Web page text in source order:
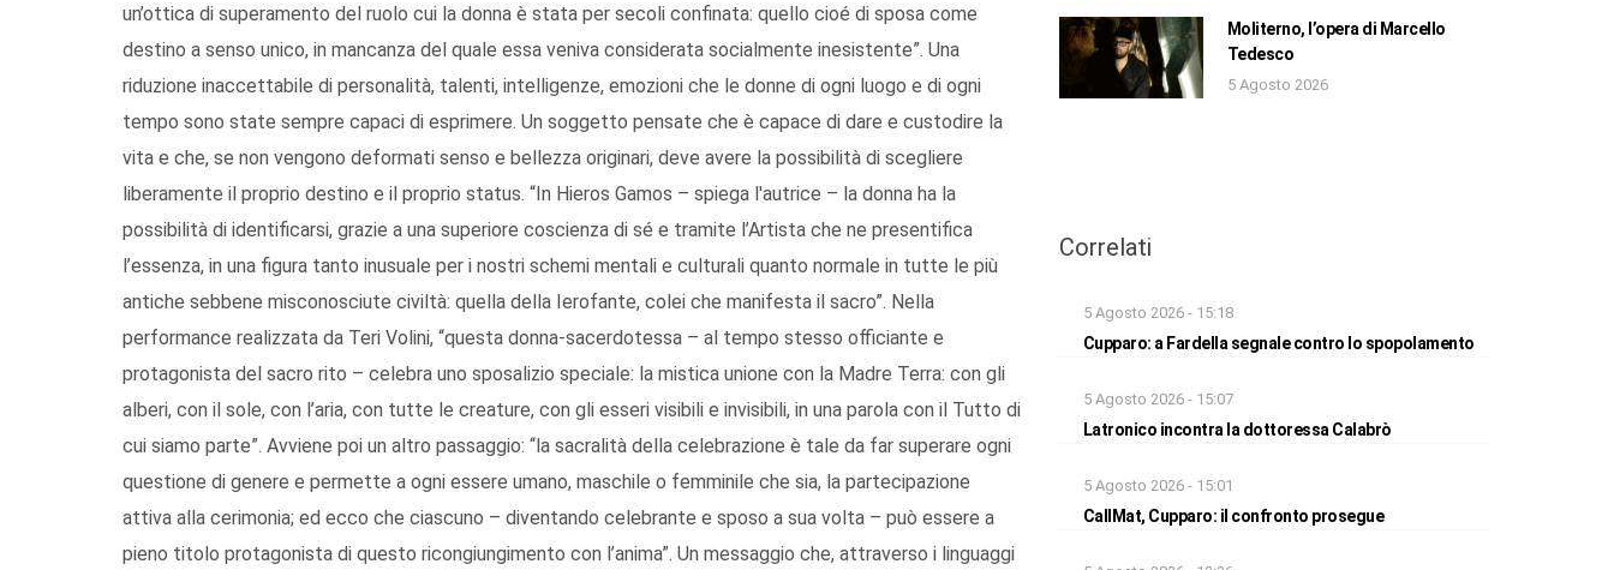
un’ottica di superamento del ruolo cui la donna è stata per secoli confinata: quello cioé di sposa come
destino a senso unico, in mancanza del quale essa veniva considerata socialmente inesistente”. Una
riduzione inaccettabile di personalità, talenti, intelligenze, emozioni che le donne di ogni luogo e di ogni
tempo sono state sempre capaci di esprimere. Un soggetto pensate che è capace di dare e custodire la
vita e che, se non vengono deformati senso e bellezza originari, deve avere la possibilità di scegliere
liberamente il proprio destino e il proprio status. “In Hieros Gamos – spiega l'autrice – la donna ha la
possibilità di identificarsi, grazie a una superiore coscienza di sé e tramite l’Artista che ne presentifica
l’essenza, in una figura tanto inusuale per i nostri schemi mentali e culturali quanto normale in tutte le più
antiche sebbene misconosciute civiltà: quella della Ierofante, colei che manifesta il sacro”. Nella
performance realizzata da Teri Volini, “questa donna-sacerdotessa – al tempo stesso officiante e
protagonista del sacro rito – celebra uno sposalizio speciale: la mistica unione con la Madre Terra: con gli
alberi, con il sole, con l’aria, con tutte le creature, con gli esseri visibili e invisibili, in una parola con il Tutto di
cui siamo parte”. Avviene poi un altro passaggio: “la sacralità della celebrazione è tale da far superare ogni
questione di genere e permette a ogni essere umano, maschile o femminile che sia, la partecipazione
attiva alla cerimonia; ed ecco che ciascuno – diventando celebrante e sposo a sua volta – può essere a
pieno titolo protagonista di questo ricongiungimento con l’anima”. Un messaggio che, attraverso i linguaggi
Moliterno, l’opera di Marcello
Tedesco
5 Agosto 2026
Correlati
5 Agosto 2026 - 15:18
Cupparo: a Fardella segnale contro lo spopolamento
5 Agosto 2026 - 15:07
Latronico incontra la dottoressa Calabrò
5 Agosto 2026 - 15:01
CallMat, Cupparo: il confronto prosegue